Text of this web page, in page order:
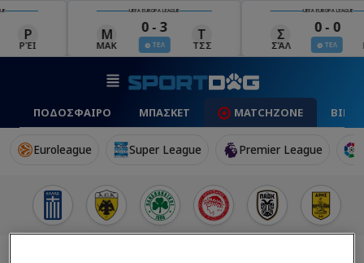
UEFA EUROPA LEAGUE
ΜΑΚ
Τ
ΤΣΣ
UEFA EUROPA LEAGUE
ΣΆΛ
Π
ΠΆΦ
ΠΟΔΟΣΦΑΙΡΟ ΜΠΑΣΚΕΤ MATCHZONE
Euroleague Super League Premier League